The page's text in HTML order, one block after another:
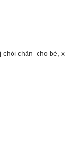
chòi chân cho bé,